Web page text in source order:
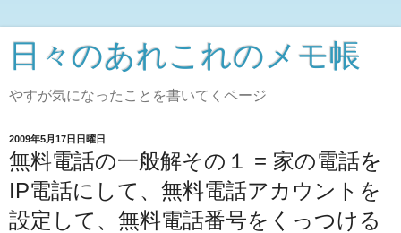
日々のあれこれのメモ帳
やすが気になったことを書いてくページ
2009年5月17日日曜日
無料電話の一般解その１ = 家の電話を
IP電話にして、無料電話アカウントを
設定して、無料電話番号をくっつける